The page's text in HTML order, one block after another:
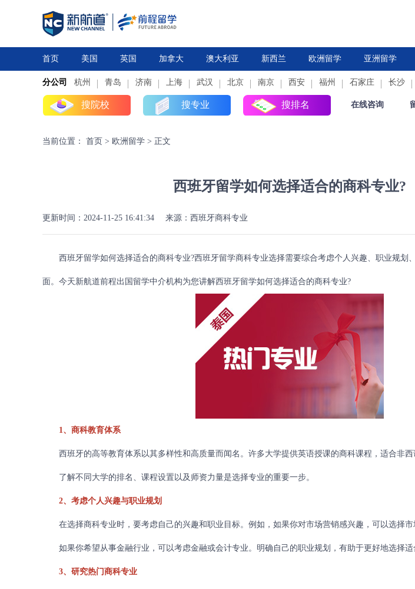
首页 美国
研究生 本科 高中
英国
研究生 本科 高中
加拿大 澳大利亚 新西兰 欧洲留学
德国 法国 荷兰
亚洲留学
中国香港
分公司 杭州 青岛 济南 上海 武汉 北京 南京 西安 福州 石家庄 长沙
搜院校 搜专业 搜排名 在线咨询
当前位置： 首页 > 欧洲留学 > 正文
西班牙留学如何选择适合的商科专业?
更新时间：2024-11-25 16:41:34 来源：西班牙商科专业
西班牙留学如何选择适合的商科专业?西班牙留学商科专业选择需要综合考虑个人兴趣、职业规划
面。今天新航道前程出国留学中介机构为您讲解西班牙留学如何选择适合的商科专业?
1、商科教育体系
西班牙的高等教育体系以其多样性和高质量而闻名。许多大学提供英语授课的商科课程，适合非西
了解不同大学的排名、课程设置以及师资力量是选择专业的重要一步。
2、考虑个人兴趣与职业规划
在选择商科专业时，要考虑自己的兴趣和职业目标。例如，如果你对市场营销感兴趣，可以选择市
如果你希望从事金融行业，可以考虑金融或会计专业。明确自己的职业规划，有助于更好地选择适
3、研究热门商科专业